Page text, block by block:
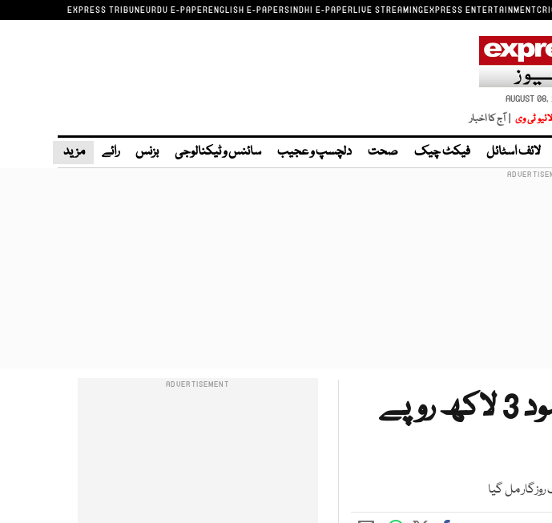
EXPRESS TRIBUNEURDU E-PAPERENGLISH E-PAPERSINDHI E-PAPERLIVE STREAMINGEXPRESS ENTERTAINMENT
AUGUST
لائیو ٹی وی | آج کا اخبار
لائف اسٹائل فیکٹ چیک صحت دلچسپ و عجیب سائنس و ٹیکنالوجی بزنس رائے مزید
پنجاب میں پرواز کارڈ کا آغاز، نوجوانوں کو بلاسود 3 لاکھ روپے